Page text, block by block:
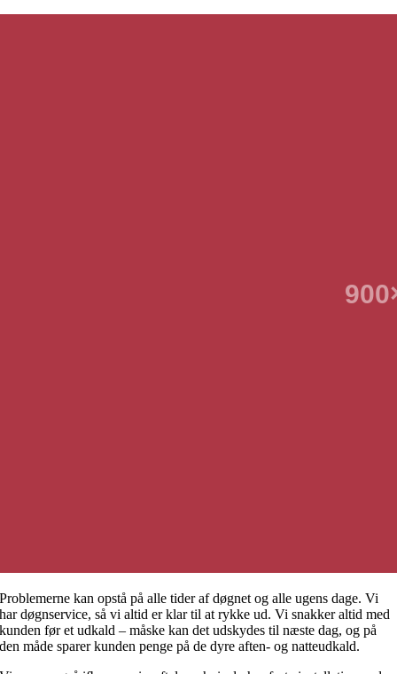
Problemerne kan opstå på alle tider af døgnet og alle ugens dage. Vi
har døgnservice, så vi altid er klar til at rykke ud. Vi snakker altid med
kunden før et udkald – måske kan det udskydes til næste dag, og på
den måde sparer kunden penge på de dyre aften- og natteudkald.